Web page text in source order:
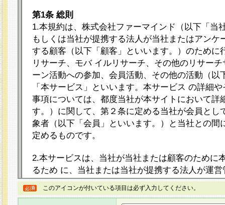
第1条 総則
1.本規約は、株式会社ファーマインド（以下「当
もしくは当社が提携する法人が当社またはアンケ
する顧客（以下「顧客」といいます。）のために
リサーチ、モバ イルリサーチ、その他のリサー
ーン活動への参加、会員活動、その他の活動（以
「本サービス」といいます。本サービス の詳細
事項については、都度当社が本サイトにおいて詳
す。）に関して、第２条に定める当社が会員とし
象者（以下「会員」といいます。）と当社との間
定めるものです。
2.本サービスは、当社が当社または顧客のために
るため に、当社または当社が提携する法人が運
ト（以下「本サイト」といいます。）上に本サー
ージを設け、会員がアンケー ト調査に回答する
このアイコンが付いている項目は必ず入力してください。